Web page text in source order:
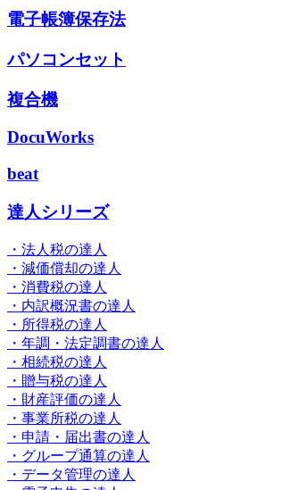
電子帳簿保存法
パソコンセット
複合機
DocuWorks
beat
達人シリーズ
・法人税の達人
・減価償却の達人
・消費税の達人
・内訳概況書の達人
・所得税の達人
・年調・法定調書の達人
・相続税の達人
・贈与税の達人
・財産評価の達人
・事業所税の達人
・申請・届出書の達人
・グループ通算の達人
・データ管理の達人